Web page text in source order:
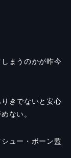
まうのかが昨今
きでないと安心
ない。
ュー・ボーン監